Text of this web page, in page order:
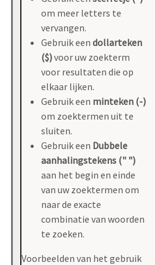
om meer letters te
vervangen.
Gebruik een dollarteken
($)voor uw zoekterm
voor resultaten die op
elkaar lijken.
Gebruik een minteken (-)
om zoektermen uit te
sluiten.
Gebruik een Dubbele
aanhalingstekens (" ")
aan het begin en einde
van uw zoektermen om
naar de exacte
combinatie van woorden
te zoeken.
Voorbeelden van het gebruik